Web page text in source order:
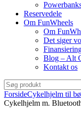
Reservedele
Om FunWheels
Om
Det siger
Blog – Alt
Kontakt os
ForsideCykelhjelm til
Cykelhjelm m.